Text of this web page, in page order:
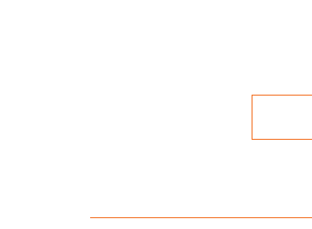
NEW 미국 LA점 오픈